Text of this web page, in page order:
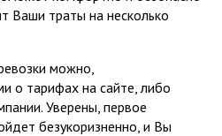
Ваши траты на несколько
можно,
о тарифах на сайте, либо
Уверены, первое
безукоризненно, и Вы